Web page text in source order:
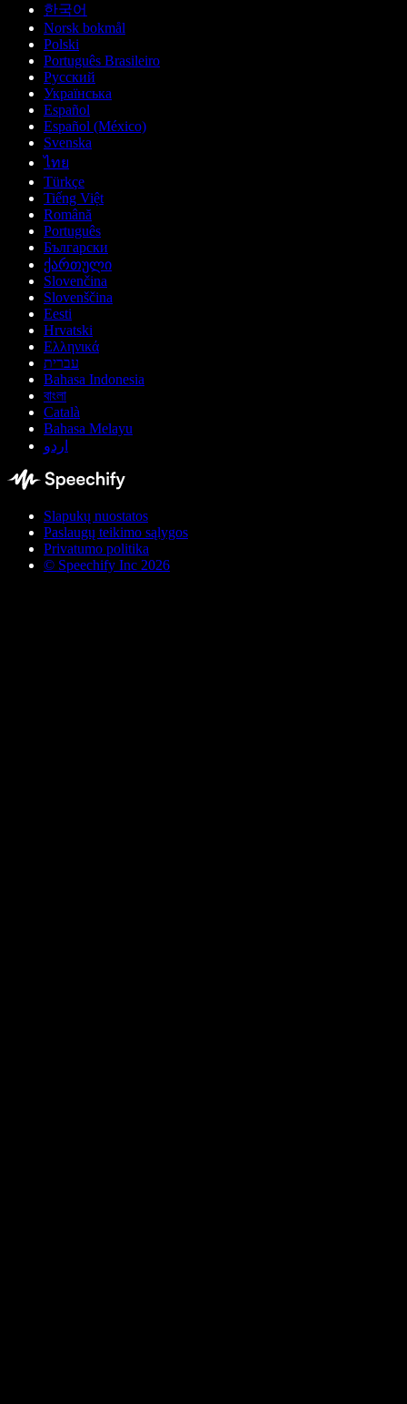
한국어
Norsk bokmål
Polski
Português Brasileiro
Русский
Українська
Español
Español (México)
Svenska
ไทย
Türkçe
Tiếng Việt
Română
Português
Български
ქართული
Slovenčina
Slovenščina
Eesti
Hrvatski
Ελληνικά
עברית
Bahasa Indonesia
বাংলা
Català
Bahasa Melayu
اردو
Slapukų nuostatos
Paslaugų teikimo sąlygos
Privatumo politika
© Speechify Inc 2026